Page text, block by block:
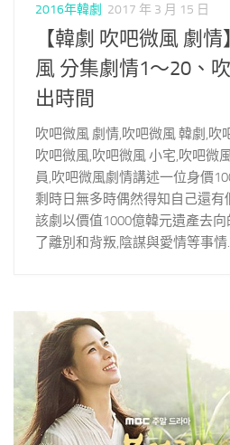
2016年韓劇 2017 年 3 月 15 日
【韓劇 吹吧微風 劇
風 分集劇情1～20、
出時間
吹吧微風 劇情,吹吧微風 韓劇,吹
吹吧微風,吹吧微風 小宅,吹吧微
員,吹吧微風劇情講述一位身價
剩時日無多時偶然得知自己還有
該劇以價值1000億韓元遺產去
了離別和背叛,陰謀與愛情等事